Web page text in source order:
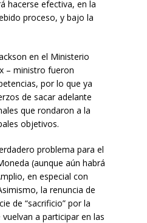
hacerse efectiva, en la
proceso, y bajo la
en el Ministerio
– ministro fueron
por lo que ya
de sacar adelante
que rondaron a la
objetivos.
problema para el
(aunque aún habrá
en especial con
la renuncia de
de “sacrificio” por la
a participar en las